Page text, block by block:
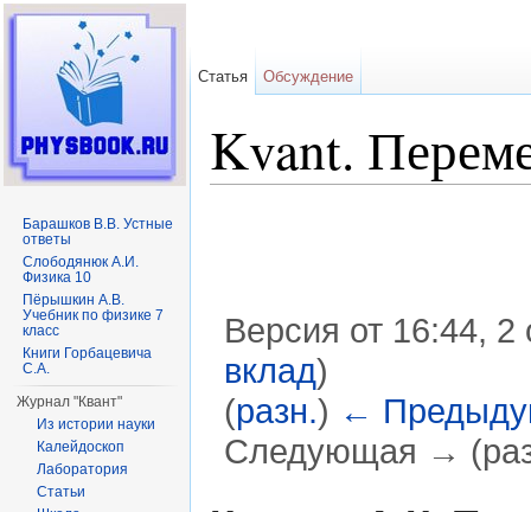
Kvant.
Версия от 16:44,
вклад)
(разн.) ←
Следующая →
Статья Обсуждение
Барашков В.В. Устные
ответы
Слободянюк А.И.
Физика 10
Пёрышкин А.В.
Учебник по физике 7
класс
Книги Горбацевича
С.А.
Журнал "Квант"
Из истории науки
Калейдоскоп
Лаборатория
Статьи